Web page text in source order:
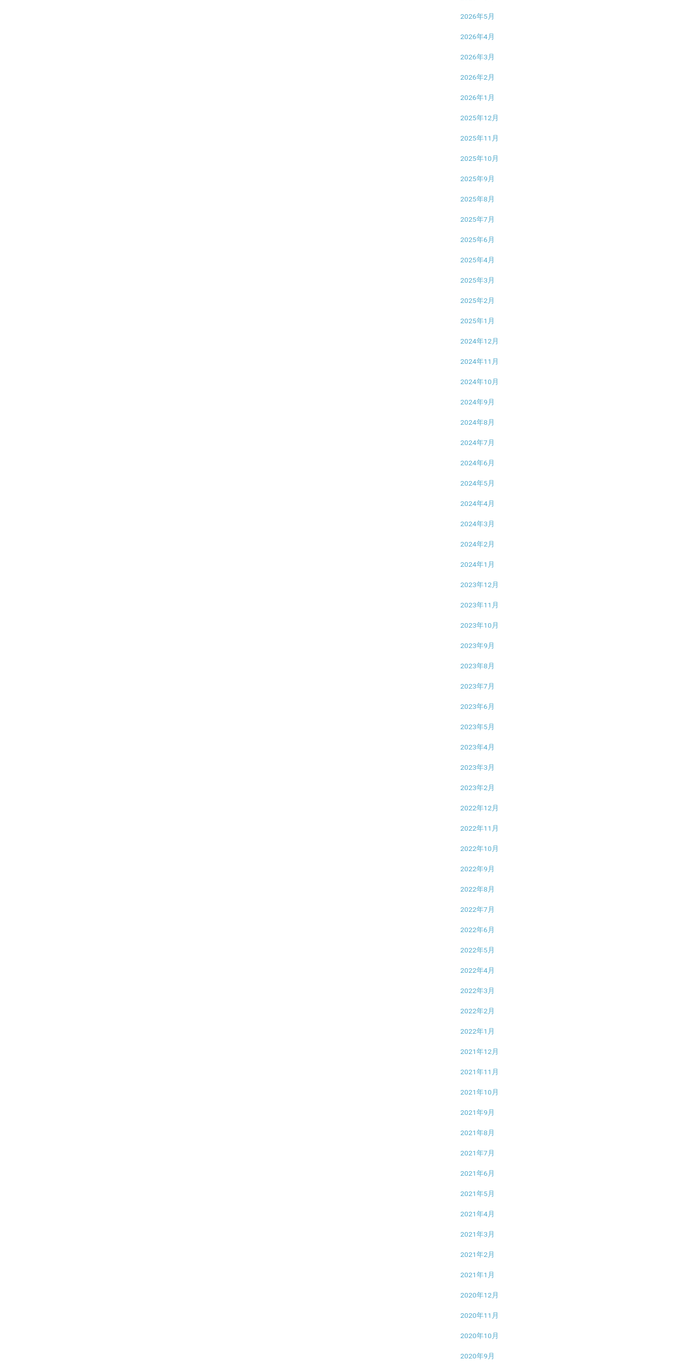
2026年5月
2026年4月
2026年3月
2026年2月
2026年1月
2025年12月
2025年11月
2025年10月
2025年9月
2025年8月
2025年7月
2025年6月
2025年4月
2025年3月
2025年2月
2025年1月
2024年12月
2024年11月
2024年10月
2024年9月
2024年8月
2024年7月
2024年6月
2024年5月
2024年4月
2024年3月
2024年2月
2024年1月
2023年12月
2023年11月
2023年10月
2023年9月
2023年8月
2023年7月
2023年6月
2023年5月
2023年4月
2023年3月
2023年2月
2022年12月
2022年11月
2022年10月
2022年9月
2022年8月
2022年7月
2022年6月
2022年5月
2022年4月
2022年3月
2022年2月
2022年1月
2021年12月
2021年11月
2021年10月
2021年9月
2021年8月
2021年7月
2021年6月
2021年5月
2021年4月
2021年3月
2021年2月
2021年1月
2020年12月
2020年11月
2020年10月
2020年9月